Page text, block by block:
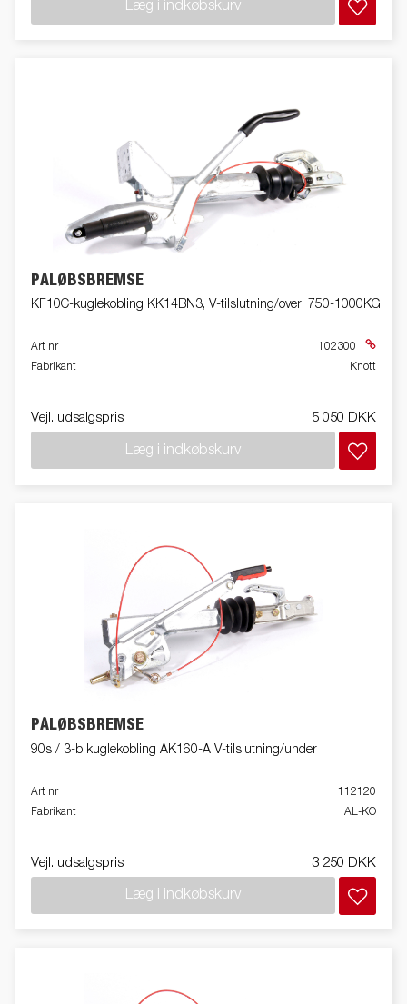
Læg i indkøbskurv
PÅLØBSBREMSE
KF10C-kuglekobling KK14BN3, V-tilslutning/over, 750-1000KG
Art nr
102300
Fabrikant
Knott
Vejl. udsalgspris 5 050 DKK
Læg i indkøbskurv
PÅLØBSBREMSE
90s / 3-b kuglekobling AK160-A V-tilslutning/under
Art nr
112120
Fabrikant
AL-KO
Vejl. udsalgspris 3 250 DKK
Læg i indkøbskurv